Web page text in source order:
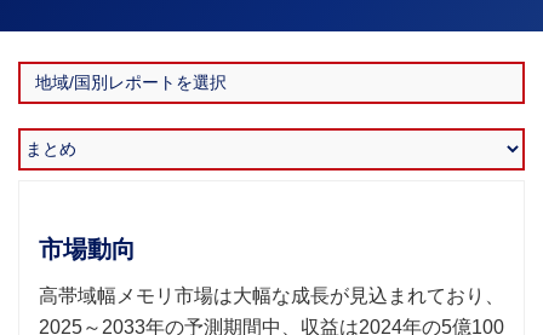
市場動向
高帯域幅メモリ市場は大幅な成長が見込まれており、
2025～2033年の予測期間中、収益は2024年の5億100